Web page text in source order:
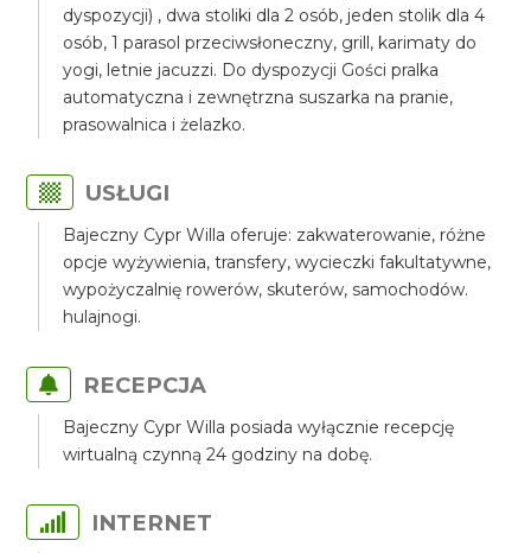
dyspozycji) , dwa stoliki dla 2 osób, jeden stolik dla 4
osób, 1 parasol przeciwsłoneczny, grill, karimaty do
yogi, letnie jacuzzi. Do dyspozycji Gości pralka
automatyczna i zewnętrzna suszarka na pranie,
prasowalnica i żelazko.
USŁUGI
Bajeczny Cypr Willa oferuje: zakwaterowanie, różne
opcje wyżywienia, transfery, wycieczki fakultatywne,
wypożyczalnię rowerów, skuterów, samochodów.
hulajnogi.
RECEPCJA
Bajeczny Cypr Willa posiada wyłącznie recepcję
wirtualną czynną 24 godziny na dobę.
INTERNET